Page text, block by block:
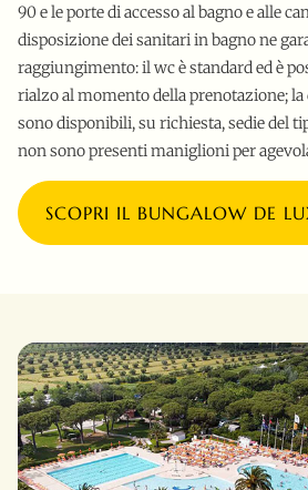
90 e le porte di accesso al bagno e alle
disposizione dei sanitari in bagno ne
raggiungimento: il wc è standard ed è
rialzo al momento della prenotazione; la
sono disponibili, su richiesta, sedie del
non sono presenti maniglioni per
SCOPRI IL BUNGALOW DE